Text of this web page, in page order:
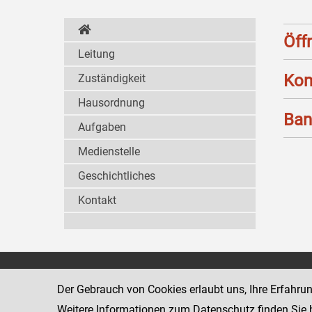
Leitung
Zuständigkeit
Hausordnung
Aufgaben
Medienstelle
Geschichtliches
Kontakt
Der Gebrauch von Cookies erlaubt uns, Ihre